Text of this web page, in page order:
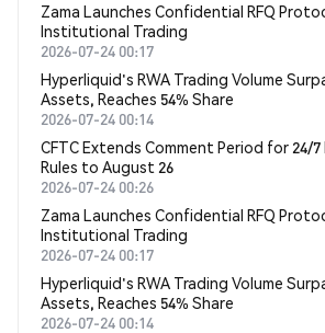
Zama Launches Confidential RFQ
Institutional Trading
2026-07-24 00:17
Hyperliquid's RWA Trading Volume
Assets, Reaches 54% Share
2026-07-24 00:14
CFTC Extends Comment Period for 24/
Rules to August 26
2026-07-24 00:26
Zama Launches Confidential RFQ
Institutional Trading
2026-07-24 00:17
Hyperliquid's RWA Trading Volume
Assets, Reaches 54% Share
2026-07-24 00:14